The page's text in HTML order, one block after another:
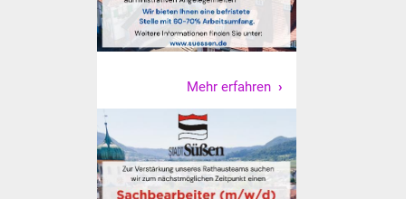
Lebenslagen
Formulare
Bürgerinfos
Bildung
Schulen
Mehr erfahren